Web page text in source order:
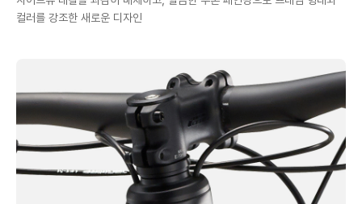
컬러를 강조한 새로운 디자인